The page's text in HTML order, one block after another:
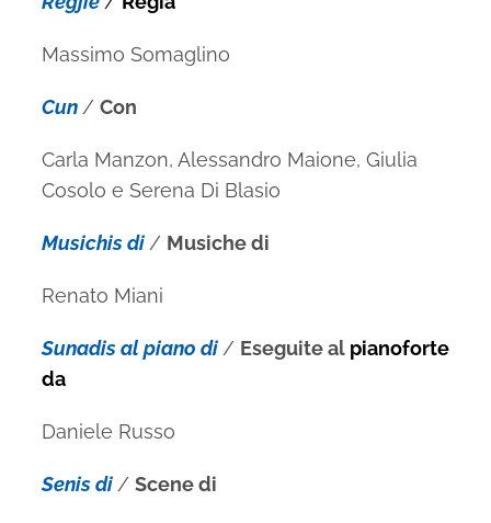
Massimo Somaglino
Cun / Con
Carla Manzon, Alessandro Maione, Giulia
Cosolo e Serena Di Blasio
Musichis di / Musiche di
Renato Miani
Sunadis al piano di / Eseguite al pianoforte
da
Daniele Russo
Senis di / Scene di